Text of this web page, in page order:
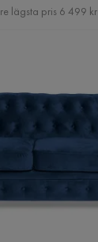
Pris
lägsta pris 6 499 kr